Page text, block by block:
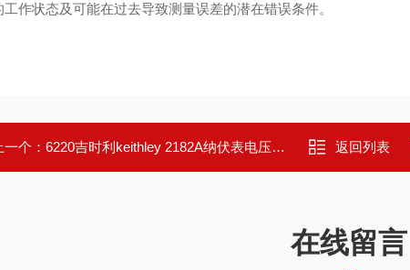
工作状态及可能在过去导致测量误差的潜在错误条件。
一个： 6220吉时利keithley 2182A纳伏表电压测量 返回列表
在线留言